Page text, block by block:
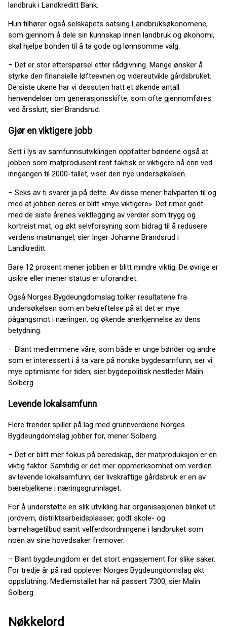
landbruk i Landkreditt Bank.
Hun tilhører også selskapets satsing Landbruksøkonomene,
som gjennom å dele sin kunnskap innen landbruk og økonomi,
skal hjelpe bonden til å ta gode og lønnsomme valg.
– Det er stor etterspørsel etter rådgivning. Mange ønsker å
styrke den finansielle løfteevnen og videreutvikle gårdsbruket.
De siste ukene har vi dessuten hatt et økende antall
henvendelser om generasjonsskifte, som ofte gjennomføres
ved årsslutt, sier Brandsrud.
Gjør en viktigere jobb
Sett i lys av samfunnsutviklingen oppfatter bøndene også at
jobben som matprodusent rent faktisk er viktigere nå enn ved
inngangen til 2000-tallet, viser den nye undersøkelsen.
– Seks av ti svarer ja på dette. Av disse mener halvparten til og
med at jobben deres er blitt «mye viktigere». Det rimer godt
med de siste årenes vektlegging av verdier som trygg og
kortreist mat, og økt selvforsyning som bidrag til å redusere
verdens matmangel, sier Inger Johanne Brandsrud i
Landkreditt.
Bare 12 prosent mener jobben er blitt mindre viktig. De øvrige er
usikre eller mener status er uforandret.
Også Norges Bygdeungdomslag tolker resultatene fra
undersøkelsen som en bekreftelse på at det er mye
pågangsmot i næringen, og økende anerkjennelse av dens
betydning.
– Blant medlemmene våre, som både er unge bønder og andre
som er interessert i å ta vare på norske bygdesamfunn, ser vi
mye optimisme for tiden, sier bygdepolitisk nestleder Malin
Solberg.
Levende lokalsamfunn
Flere trender spiller på lag med grunnverdiene Norges
Bygdeungdomslag jobber for, mener Solberg.
– Det er blitt mer fokus på beredskap, der matproduksjon er en
viktig faktor. Samtidig er det mer oppmerksomhet om verdien
av levende lokalsamfunn, der livskraftige gårdsbruk er en av
bærebjelkene i næringsgrunnlaget.
For å understøtte en slik utvikling har organisasjonen blinket ut
jordvern, distriktsarbeidsplasser, godt skole- og
barnehagetilbud samt velferdsordningene i landbruket som
noen av sine hovedsaker fremover.
– Blant bygdeungdom er det stort engasjement for slike saker.
For tredje år på rad opplever Norges Bygdeungdomslag økt
oppslutning. Medlemstallet har nå passert 7300, sier Malin
Solberg.
Nøkkelord